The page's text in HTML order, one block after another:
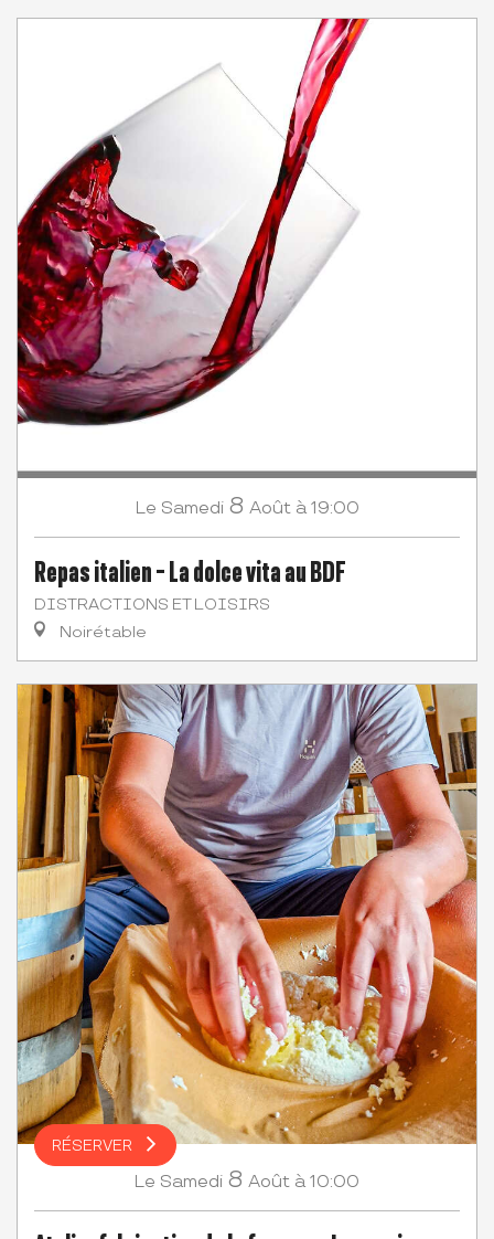
Le Samedi 8 Août à 19:00
Repas italien - La dolce vita au BDF
DISTRACTIONS ET LOISIRS
Noirétable
RÉSERVER
Le Samedi 8 Août à 10:00